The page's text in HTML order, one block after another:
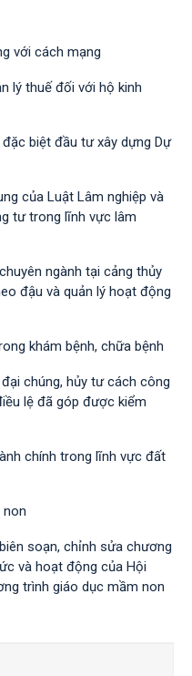
với cách mạng
lý thuế đối với hộ kinh
biệt đầu tư xây dựng Dự
của Luật Lâm nghiệp và
tư trong lĩnh vực lâm
ngành tại cảng thủy
đậu và quản lý hoạt động
khám bệnh, chữa bệnh
chúng, hủy tư cách công
lệ đã góp được kiểm
chính trong lĩnh vực đất
non
soạn, chỉnh sửa chương
và hoạt động của Hội
trình giáo dục mầm non